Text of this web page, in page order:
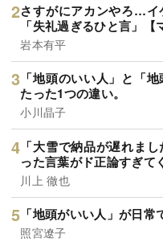
さすがにアカンやろ…イ
「失礼過ぎるひと言」【
岩本有平
「地頭のいい人」と「
たった1つの違い。
小川晶子
「大雪で納品が遅れま
った言葉がド正論すぎて
川上 徹也
「地頭がいい人」が日
照宮遼子